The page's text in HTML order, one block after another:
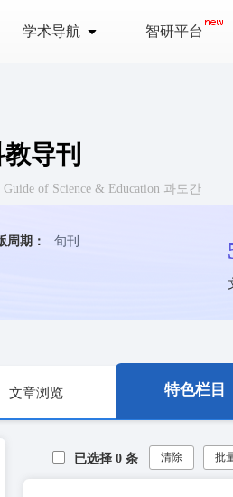
学术导航 智研平台
导刊
Guide of Science & Education 과도간
周期： 旬刊
文章浏览 特色栏目
已选择 0 条 清除 批